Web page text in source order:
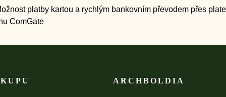
ARCHBOLDIA